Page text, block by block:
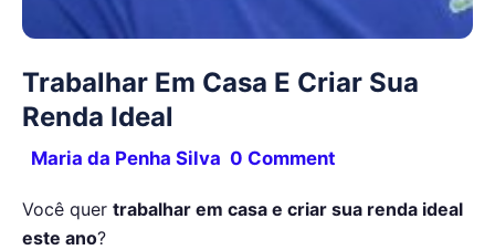
Trabalhar Em Casa E Criar Sua
Renda Ideal
Maria da Penha Silva Comments
0 Comment
Você quer trabalhar em casa e criar sua renda ideal
este ano?